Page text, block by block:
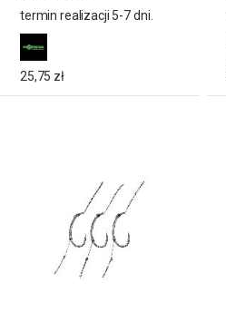
termin realizacji 5-7 dni.
25,75 zł